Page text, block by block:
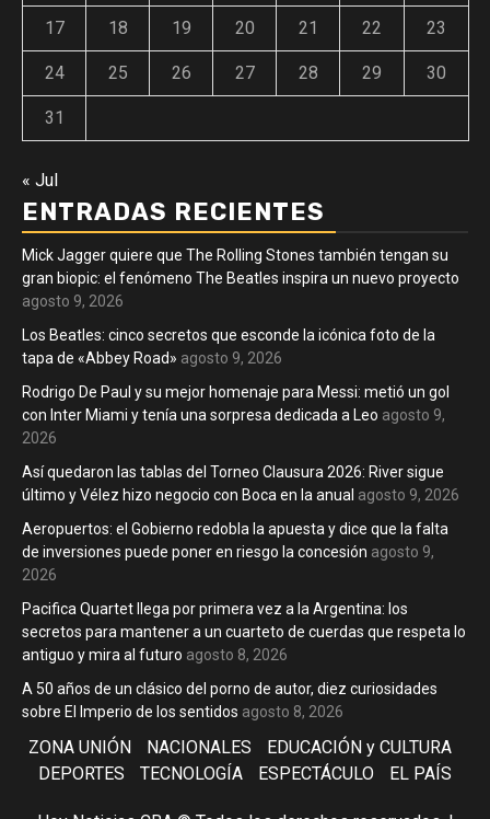
17 18 19 20 21 22 23
24 25 26 27 28 29 30
31
« Jul
ENTRADAS RECIENTES
Mick Jagger quiere que The Rolling Stones también tengan su
gran biopic: el fenómeno The Beatles inspira un nuevo proyecto
agosto 9, 2026
Los Beatles: cinco secretos que esconde la icónica foto de la
tapa de «Abbey Road» agosto 9, 2026
Rodrigo De Paul y su mejor homenaje para Messi: metió un gol
con Inter Miami y tenía una sorpresa dedicada a Leo agosto 9,
2026
Así quedaron las tablas del Torneo Clausura 2026: River sigue
último y Vélez hizo negocio con Boca en la anual agosto 9, 2026
Aeropuertos: el Gobierno redobla la apuesta y dice que la falta
de inversiones puede poner en riesgo la concesión agosto 9,
2026
Pacifica Quartet llega por primera vez a la Argentina: los
secretos para mantener a un cuarteto de cuerdas que respeta lo
antiguo y mira al futuro agosto 8, 2026
A 50 años de un clásico del porno de autor, diez curiosidades
sobre El Imperio de los sentidos agosto 8, 2026
ZONA UNIÓN NACIONALES
EDUCACIÓN y CULTURA
DEPORTES
TECNOLOGÍA ESPECTÁCULO EL PAÍS